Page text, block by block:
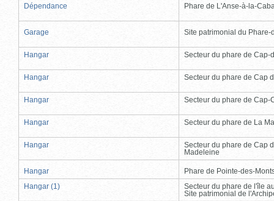
Dépendance Phare de L'Anse-à-la-
Garage Site patrimonial du Phare-
Hangar Secteur du phare de Cap-
Hangar Secteur du phare de Cap
Hangar Secteur du phare de Cap-
Hangar Secteur du phare de La
Hangar
Secteur du phare de Cap
Madeleine
Hangar
Phare de Pointe-des-
Hangar (1)
Secteur du phare de l'île
Site patrimonial de